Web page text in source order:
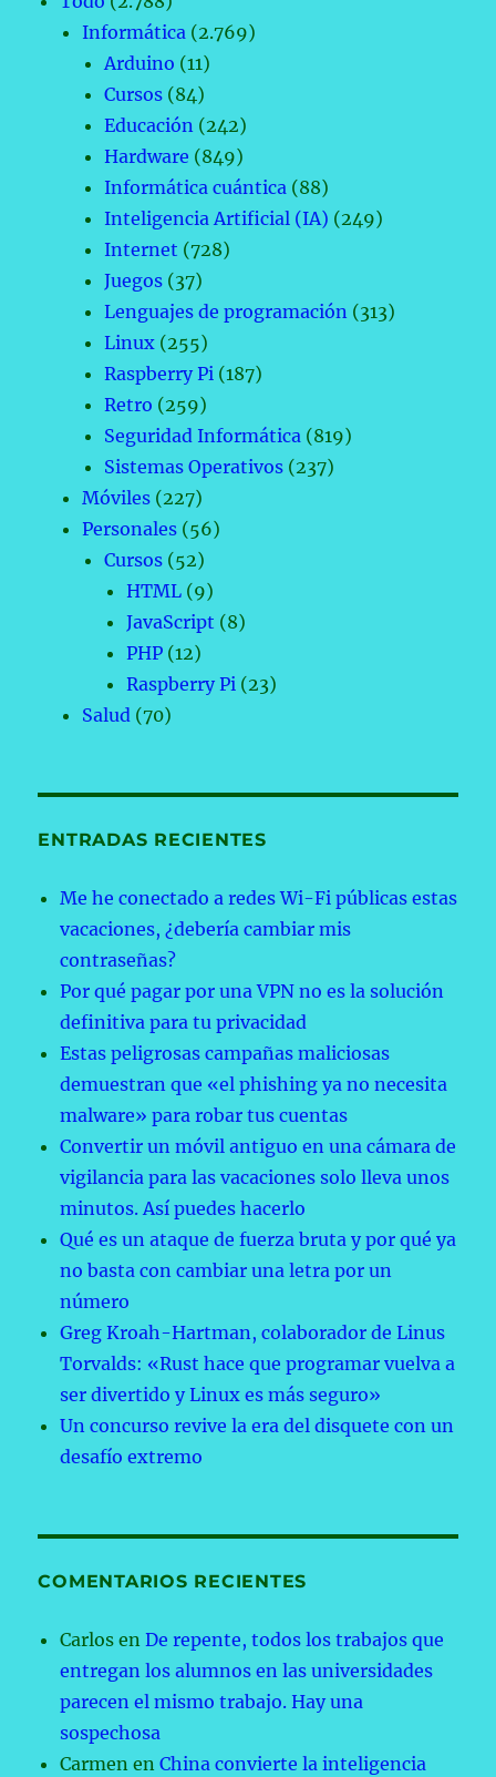
Informática (2.769)
Arduino (11)
Cursos (84)
Educación (242)
Hardware (849)
Informática cuántica (88)
Inteligencia Artificial (IA) (249)
Internet (728)
Juegos (37)
Lenguajes de programación (313)
Linux (255)
Raspberry Pi (187)
Retro (259)
Seguridad Informática (819)
Sistemas Operativos (237)
Móviles (227)
Personales (56)
Cursos (52)
HTML (9)
JavaScript (8)
PHP (12)
Raspberry Pi (23)
Salud (70)
ENTRADAS RECIENTES
Me he conectado a redes Wi-Fi públicas estas
vacaciones, ¿debería cambiar mis
contraseñas?
Por qué pagar por una VPN no es la solución
definitiva para tu privacidad
Estas peligrosas campañas maliciosas
demuestran que «el phishing ya no necesita
malware» para robar tus cuentas
Convertir un móvil antiguo en una cámara de
vigilancia para las vacaciones solo lleva unos
minutos. Así puedes hacerlo
Qué es un ataque de fuerza bruta y por qué ya
no basta con cambiar una letra por un
número
Greg Kroah-Hartman, colaborador de Linus
Torvalds: «Rust hace que programar vuelva a
ser divertido y Linux es más seguro»
Un concurso revive la era del disquete con un
desafío extremo
COMENTARIOS RECIENTES
Carlos enDe repente, todos los trabajos que
entregan los alumnos en las universidades
parecen el mismo trabajo. Hay una
sospechosa
Carmen enChina convierte la inteligencia